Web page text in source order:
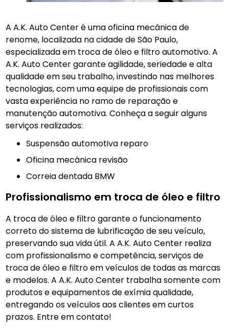
A A.K. Auto Center é uma oficina mecânica de
renome, localizada na cidade de São Paulo,
especializada em troca de óleo e filtro automotivo. A
A.K. Auto Center garante agilidade, seriedade e alta
qualidade em seu trabalho, investindo nas melhores
tecnologias, com uma equipe de profissionais com
vasta experiência no ramo de reparação e
manutenção automotiva. Conheça a seguir alguns
serviços realizados:
Suspensão automotiva reparo
Oficina mecânica revisão
Correia dentada BMW
Profissionalismo em troca de óleo e filtro
A troca de óleo e filtro garante o funcionamento
correto do sistema de lubrificação de seu veículo,
preservando sua vida útil. A A.K. Auto Center realiza
com profissionalismo e competência, serviços de
troca de óleo e filtro em veículos de todas as marcas
e modelos. A A.K. Auto Center trabalha somente com
produtos e equipamentos de exímia qualidade,
entregando os veículos aos clientes em curtos
prazos. Entre em contato!